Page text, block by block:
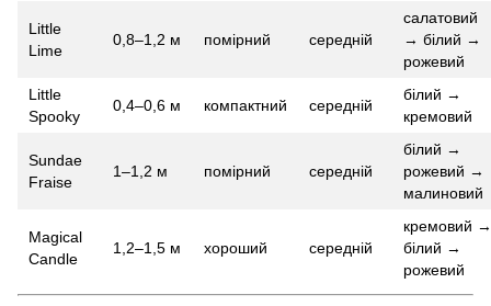
Little
Lime
0,8–1,2 м помірний середній
салатовий
→ білий →
рожевий
Little
Spooky
0,4–0,6 м компактний середній
білий →
кремовий
Sundae
Fraise
1–1,2 м помірний середній
білий →
рожевий →
малиновий
Magical
Candle
1,2–1,5 м хороший середній
кремовий →
білий →
рожевий